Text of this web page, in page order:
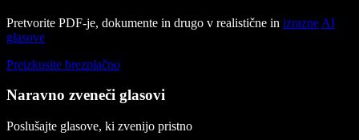
Pretvorite PDF-je, dokumente in drugo v realistične in izrazne AI
glasove
Preizkusite brezplačno
Naravno zveneči glasovi
Poslušajte glasove, ki zvenijo pristno